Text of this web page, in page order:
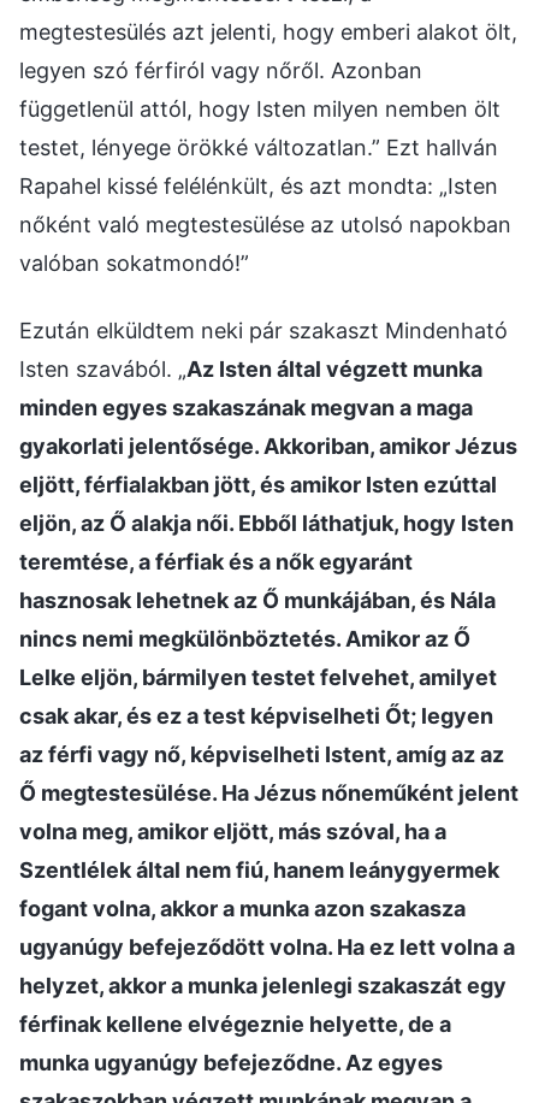
megtestesülés azt jelenti, hogy emberi alakot ölt,
legyen szó férfiról vagy nőről. Azonban
függetlenül attól, hogy Isten milyen nemben ölt
testet, lényege örökké változatlan.” Ezt hallván
Rapahel kissé felélénkült, és azt mondta: „Isten
nőként való megtestesülése az utolsó napokban
valóban sokatmondó!”
Ezután elküldtem neki pár szakaszt Mindenható
Isten szavából. „Az Isten által végzett munka
minden egyes szakaszának megvan a maga
gyakorlati jelentősége. Akkoriban, amikor Jézus
eljött, férfialakban jött, és amikor Isten ezúttal
eljön, az Ő alakja női. Ebből láthatjuk, hogy Isten
teremtése, a férfiak és a nők egyaránt
hasznosak lehetnek az Ő munkájában, és Nála
nincs nemi megkülönböztetés. Amikor az Ő
Lelke eljön, bármilyen testet felvehet, amilyet
csak akar, és ez a test képviselheti Őt; legyen
az férfi vagy nő, képviselheti Istent, amíg az az
Ő megtestesülése. Ha Jézus nőneműként jelent
volna meg, amikor eljött, más szóval, ha a
Szentlélek által nem fiú, hanem leánygyermek
fogant volna, akkor a munka azon szakasza
ugyanúgy befejeződött volna. Ha ez lett volna a
helyzet, akkor a munka jelenlegi szakaszát egy
férfinak kellene elvégeznie helyette, de a
munka ugyanúgy befejeződne. Az egyes